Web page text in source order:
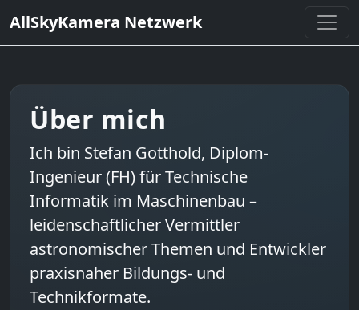
AllSkyKamera Netzwerk
Über mich
Ich bin Stefan Gotthold, Diplom-
Ingenieur (FH) für Technische
Informatik im Maschinenbau –
leidenschaftlicher Vermittler
astronomischer Themen und Entwickler
praxisnaher Bildungs- und
Technikformate.